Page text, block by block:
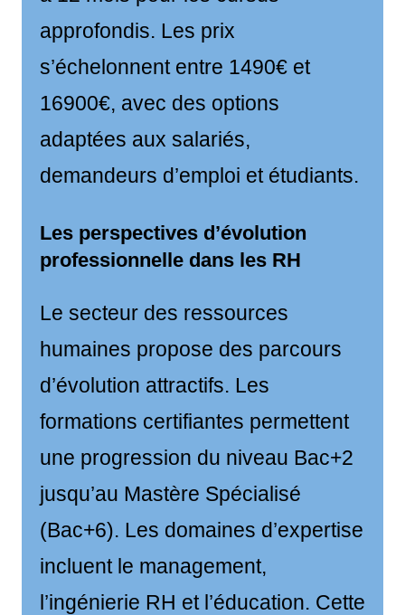
approfondis. Les prix
s’échelonnent entre 1490€ et
16900€, avec des options
adaptées aux salariés,
demandeurs d’emploi et étudiants.
Les perspectives d’évolution
professionnelle dans les RH
Le secteur des ressources
humaines propose des parcours
d’évolution attractifs. Les
formations certifiantes permettent
une progression du niveau Bac+2
jusqu’au Mastère Spécialisé
(Bac+6). Les domaines d’expertise
incluent le management,
l’ingénierie RH et l’éducation. Cette